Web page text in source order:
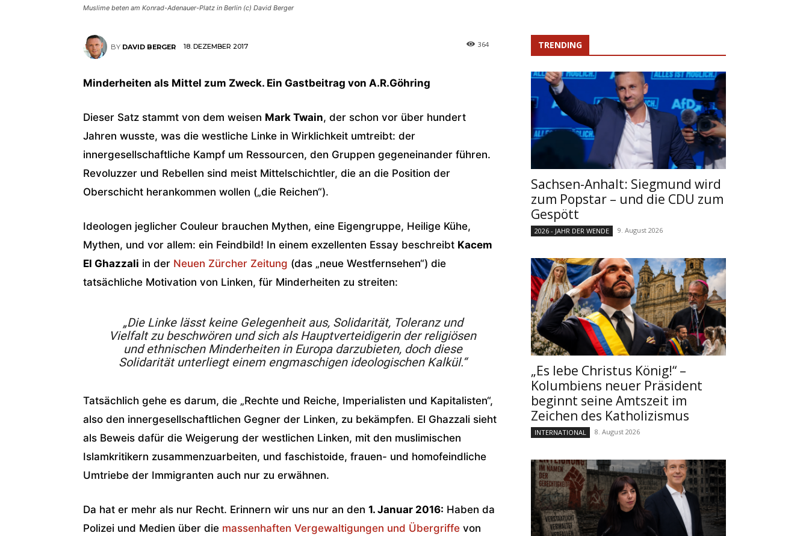
Muslime beten am Konrad-Adenauer-Platz in Berlin (c) David Berger
BY DAVID BERGER 18. DEZEMBER 2017 364
Minderheiten als Mittel zum Zweck. Ein Gastbeitrag von A.R.Göhring
Dieser Satz stammt von dem weisen Mark Twain, der schon vor über hundert
Jahren wusste, was die westliche Linke in Wirklichkeit umtreibt: der
innergesellschaftliche Kampf um Ressourcen, den Gruppen gegeneinander führen.
Revoluzzer und Rebellen sind meist Mittelschichtler, die an die Position der
Oberschicht herankommen wollen („die Reichen“).
Ideologen jeglicher Couleur brauchen Mythen, eine Eigengruppe, Heilige Kühe,
Mythen, und vor allem: ein Feindbild! In einem exzellenten Essay beschreibt Kacem
El Ghazzali in der Neuen Zürcher Zeitung (das „neue Westfernsehen“) die
tatsächliche Motivation von Linken, für Minderheiten zu streiten:
„Die Linke lässt keine Gelegenheit aus, Solidarität, Toleranz und
Vielfalt zu beschwören und sich als Hauptverteidigerin der religiösen
und ethnischen Minderheiten in Europa darzubieten, doch diese
Solidarität unterliegt einem engmaschigen ideologischen Kalkül.“
Tatsächlich gehe es darum, die „Rechte und Reiche, Imperialisten und Kapitalisten“,
also den innergesellschaftlichen Gegner der Linken, zu bekämpfen. El Ghazzali sieht
als Beweis dafür die Weigerung der westlichen Linken, mit den muslimischen
Islamkritikern zusammenzuarbeiten, und faschistoide, frauen- und homofeindliche
Umtriebe der Immigranten auch nur zu erwähnen.
Da hat er mehr als nur Recht. Erinnern wir uns nur an den 1. Januar 2016: Haben da
Polizei und Medien über die massenhaften Vergewaltigungen und Übergriffe von
TRENDING
Sachsen-Anhalt: Siegmund wird
zum Popstar – und die CDU zum
Gespött
2026 - JAHR DER WENDE 9. August 2026
„Es lebe Christus König!“ –
Kolumbiens neuer Präsident
beginnt seine Amtszeit im
Zeichen des Katholizismus
INTERNATIONAL 8. August 2026